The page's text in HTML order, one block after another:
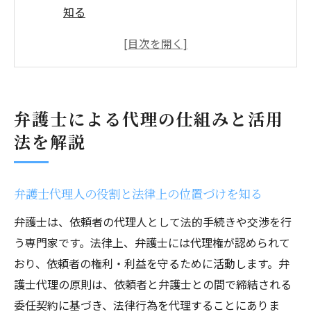
知る
弁護士代理権の範囲と適用場面を正しく理
弁護士代理人委任状が必要なケースと重要
性
由
代理人として弁護士を選ぶ際の注意点
弁護士代理人選びで重視すべき信頼性と実
績
弁護士代理人契約時に確認すべきポイント
弁護士代理人費用相場と見積もりの比較方
弁護士による代理の仕組みと活用
法を解説
弁護士代理人の役割と法律上の位置づけを知る
弁護士は、依頼者の代理人として法的手続きや交渉を行
う専門家です。法律上、弁護士には代理権が認められて
おり、依頼者の権利・利益を守るために活動します。弁
護士代理の原則は、依頼者と弁護士との間で締結される
委任契約に基づき、法律行為を代理することにありま